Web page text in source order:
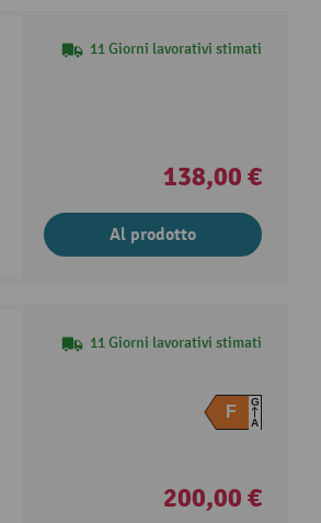
11 Giorni lavorativi stimati
138,00 €
Al prodotto
11 Giorni lavorativi stimati
F
G
A
200,00 €